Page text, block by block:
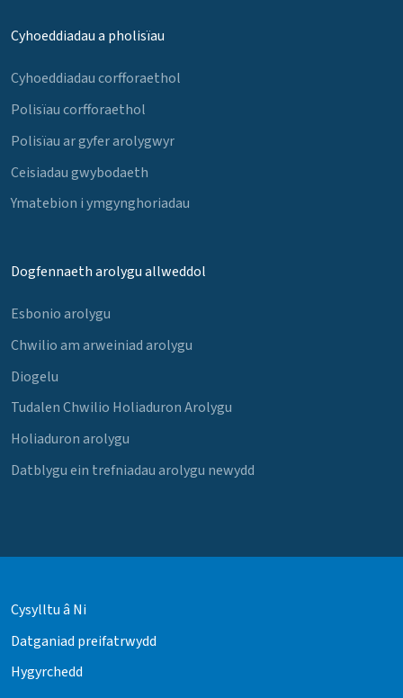
Cyhoeddiadau a pholisïau
Cyhoeddiadau corfforaethol
Polisïau corfforaethol
Polisïau ar gyfer arolygwyr
Ceisiadau gwybodaeth
Ymatebion i ymgynghoriadau
Dogfennaeth arolygu allweddol
Esbonio arolygu
Chwilio am arweiniad arolygu
Diogelu
Tudalen Chwilio Holiaduron Arolygu
Holiaduron arolygu
Datblygu ein trefniadau arolygu newydd
Cysylltu â Ni
Datganiad preifatrwydd
Hygyrchedd